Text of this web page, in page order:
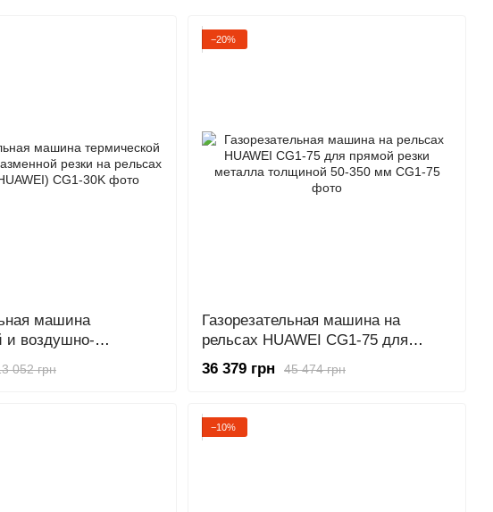
машина
и воздушно-
на рельсах CG1-
052 грн
−20%
Газорезательная машина на
рельсах HUAWEI CG1-75 для
прямой резки металла толщиной
50-350 мм
45 474 грн
36 379 грн
−10%